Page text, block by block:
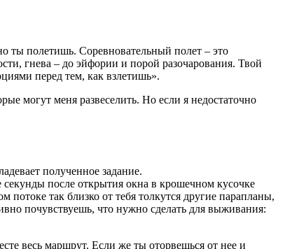
ты полетишь. Соревновательный полет – это
гнева – до эйфории и порой разочарования. Твой
перед тем, как взлетишь».
могут меня развеселить. Но если я недостаточно
полученное задание.
после открытия окна в крошечном кусочке
так близко от тебя толкутся другие парапланы,
почувствуешь, что нужно сделать для выживания:
весь маршрут. Если же ты оторвешься от нее и